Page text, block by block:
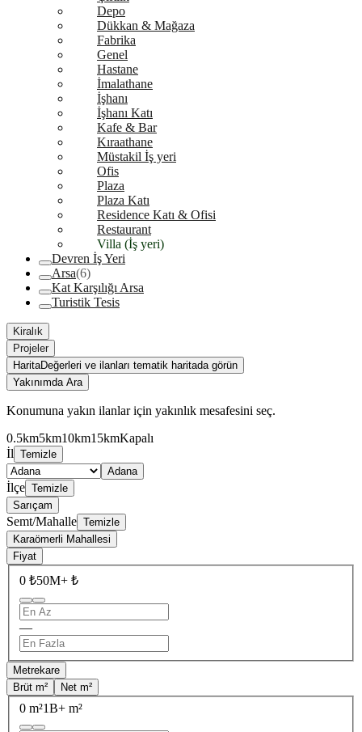
Depo
Dükkan & Mağaza
Fabrika
Genel
Hastane
İmalathane
İşhanı
İşhanı Katı
Kafe & Bar
Kıraathane
Müstakil İş yeri
Ofis
Plaza
Plaza Katı
Residence Katı & Ofisi
Restaurant
Villa (İş yeri)
Devren İş Yeri
Arsa(6)
Kat Karşılığı Arsa
Turistik Tesis
Kiralık
Projeler
HaritaDeğerleri ve ilanları tematik haritada görün
Yakınımda Ara
Konumuna yakın ilanlar için yakınlık mesafesini seç.
0.5km5km10km15kmKapalı
İl Temizle
Adana
İlçe Temizle
Sarıçam
Semt/Mahalle Temizle
Karaömerli Mahallesi
Fiyat
0 ₺50M+ ₺
—
Metrekare
Brüt m²
Net m²
0 m²1B+ m²